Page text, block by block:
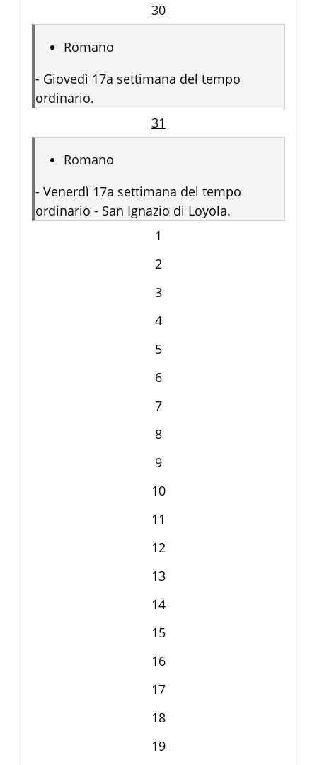
30
Romano
- Giovedì 17a settimana del tempo
ordinario.
31
Romano
- Venerdì 17a settimana del tempo
ordinario - San Ignazio di Loyola.
1
2
3
4
5
6
7
8
9
10
11
12
13
14
15
16
17
18
19